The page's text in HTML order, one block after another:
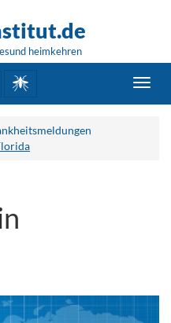
heimkehren